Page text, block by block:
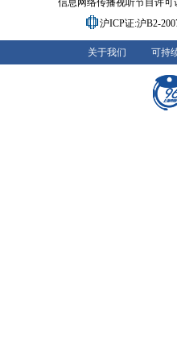
信息网络传播视听节目许可
沪ICP证:沪B2-
关于我们 可持